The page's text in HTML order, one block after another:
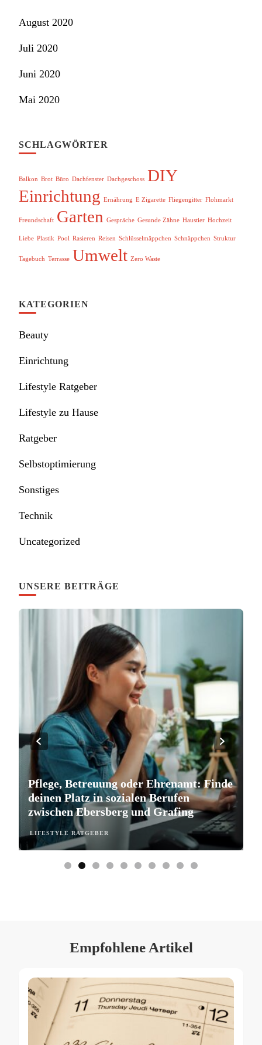
August 2020
Juli 2020
Juni 2020
Mai 2020
SCHLAGWÖRTER
Balkon Brot Büro Dachfenster Dachgeschoss DIY
Einrichtung Ernährung E Zigarette Fliegengitter Flohmarkt
Freundschaft Garten Gespräche Gesunde Zähne Haustier Hochzeit
Liebe Plastik Pool Rasieren Reisen Schlüsselmäppchen Schnäppchen Struktur
Tagebuch Terrasse Umwelt Zero Waste
KATEGORIEN
Beauty
Einrichtung
Lifestyle Ratgeber
Lifestyle zu Hause
Ratgeber
Selbstoptimierung
Sonstiges
Technik
Uncategorized
UNSERE BEITRÄGE
LIFESTYLE RATGEBER
Pflege, Betreuung oder Ehrenamt: Finde
deinen Platz in sozialen Berufen
zwischen Ebersberg und Grafing
Empfohlene Artikel